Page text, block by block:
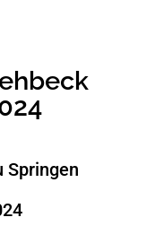
Springen